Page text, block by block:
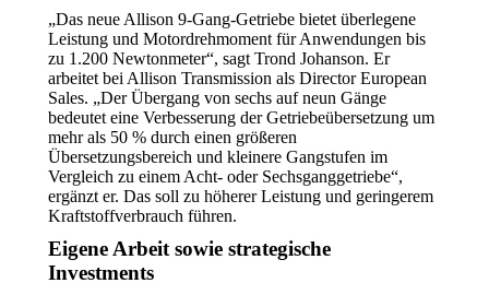
„Das neue Allison 9-Gang-Getriebe bietet überlegene
Leistung und Motordrehmoment für Anwendungen bis
zu 1.200 Newtonmeter“, sagt Trond Johanson. Er
arbeitet bei Allison Transmission als Director European
Sales. „Der Übergang von sechs auf neun Gänge
bedeutet eine Verbesserung der Getriebeübersetzung um
mehr als 50 % durch einen größeren
Übersetzungsbereich und kleinere Gangstufen im
Vergleich zu einem Acht- oder Sechsganggetriebe“,
ergänzt er. Das soll zu höherer Leistung und geringerem
Kraftstoffverbrauch führen.
Eigene Arbeit sowie strategische
Investments